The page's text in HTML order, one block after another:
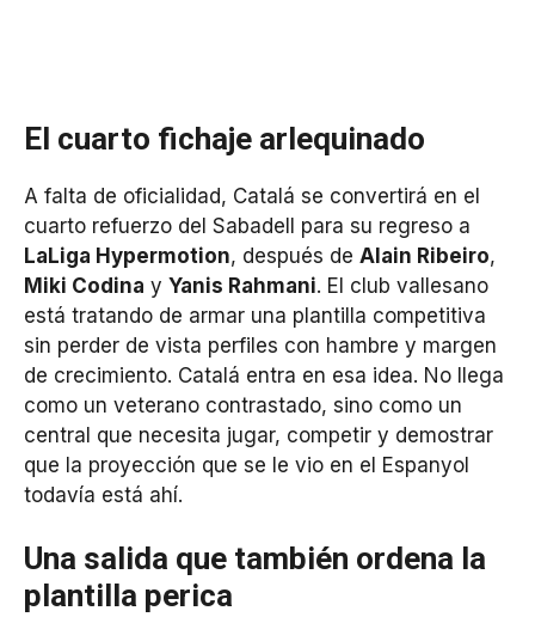
El cuarto fichaje arlequinado
A falta de oficialidad, Catalá se convertirá en el
cuarto refuerzo del Sabadell para su regreso a
LaLiga Hypermotion, después de Alain Ribeiro,
Miki Codina y Yanis Rahmani. El club vallesano
está tratando de armar una plantilla competitiva
sin perder de vista perfiles con hambre y margen
de crecimiento. Catalá entra en esa idea. No llega
como un veterano contrastado, sino como un
central que necesita jugar, competir y demostrar
que la proyección que se le vio en el Espanyol
todavía está ahí.
Una salida que también ordena la
plantilla perica